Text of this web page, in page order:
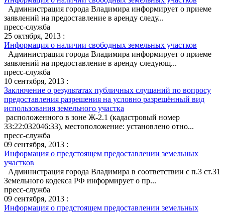
Администрация города Владимира информирует о приеме
заявлений на предоставление в аренду следу...
пресс-служба
25 октября, 2013 :
Информация о наличии свободных земельных участков
Администрация города Владимира информирует о приеме
заявлений на предоставление в аренду следующ...
пресс-служба
10 сентября, 2013 :
Заключение о результатах публичных слушаний по вопросу
предоставления разрешения на условно разрешённый вид
использования земельного участка
расположенного в зоне Ж-2.1 (кадастровый номер
33:22:032046:33), местоположение: установлено отно...
пресс-служба
09 сентября, 2013 :
Информация о предстоящем предоставлении земельных
участков
Администрация города Владимира в соответствии с п.3 ст.31
Земельного кодекса РФ информирует о пр...
пресс-служба
09 сентября, 2013 :
Информация о предстоящем предоставлении земельных